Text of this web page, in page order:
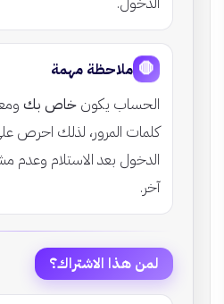
🛑 ملاحظة مهمة
الحساب يكون خاص بك
كلمات المرور، لذلك احرص
الدخول بعد الاستلام وعدم
آخر.
لمن هذا الاشتراك؟